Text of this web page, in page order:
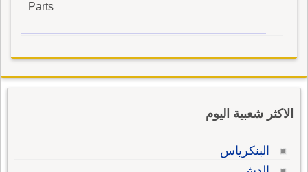
Parts
الاكثر شعبية اليوم
البنكرياس